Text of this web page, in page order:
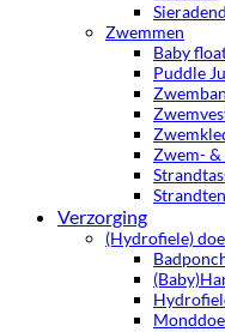
Zwemmen
Baby
Puddle
Zwem-
Verzorging
(Hydrofiele)